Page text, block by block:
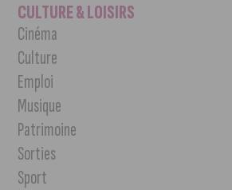
CULTURE & LOISIRS
Cinéma
Culture
Emploi
Musique
Patrimoine
Sorties
Sport